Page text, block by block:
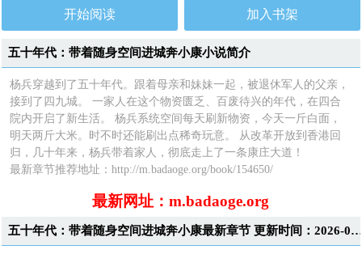
开始阅读 加入书架
五十年代：带着随身空间进城奔小康小说简介
杨兵穿越到了五十年代。跟着母亲和妹妹一起，被退休军人的父亲，
接到了四九城。 一家人在这个物资匮乏、百废待兴的年代，在四合
院内开启了新生活。 杨兵系统空间每天刷新物资，今天一斤白面，
明天两斤大米。时不时还能刷出点稀奇玩意。 从改革开放到香港回
归，几十年来，杨兵带着家人，彻底走上了一条康庄大道！
最新章节推荐地址：http://m.badaoge.org/book/154650/
最新网址：m.badaoge.org
五十年代：带着随身空间进城奔小康最新章节 更新时间：